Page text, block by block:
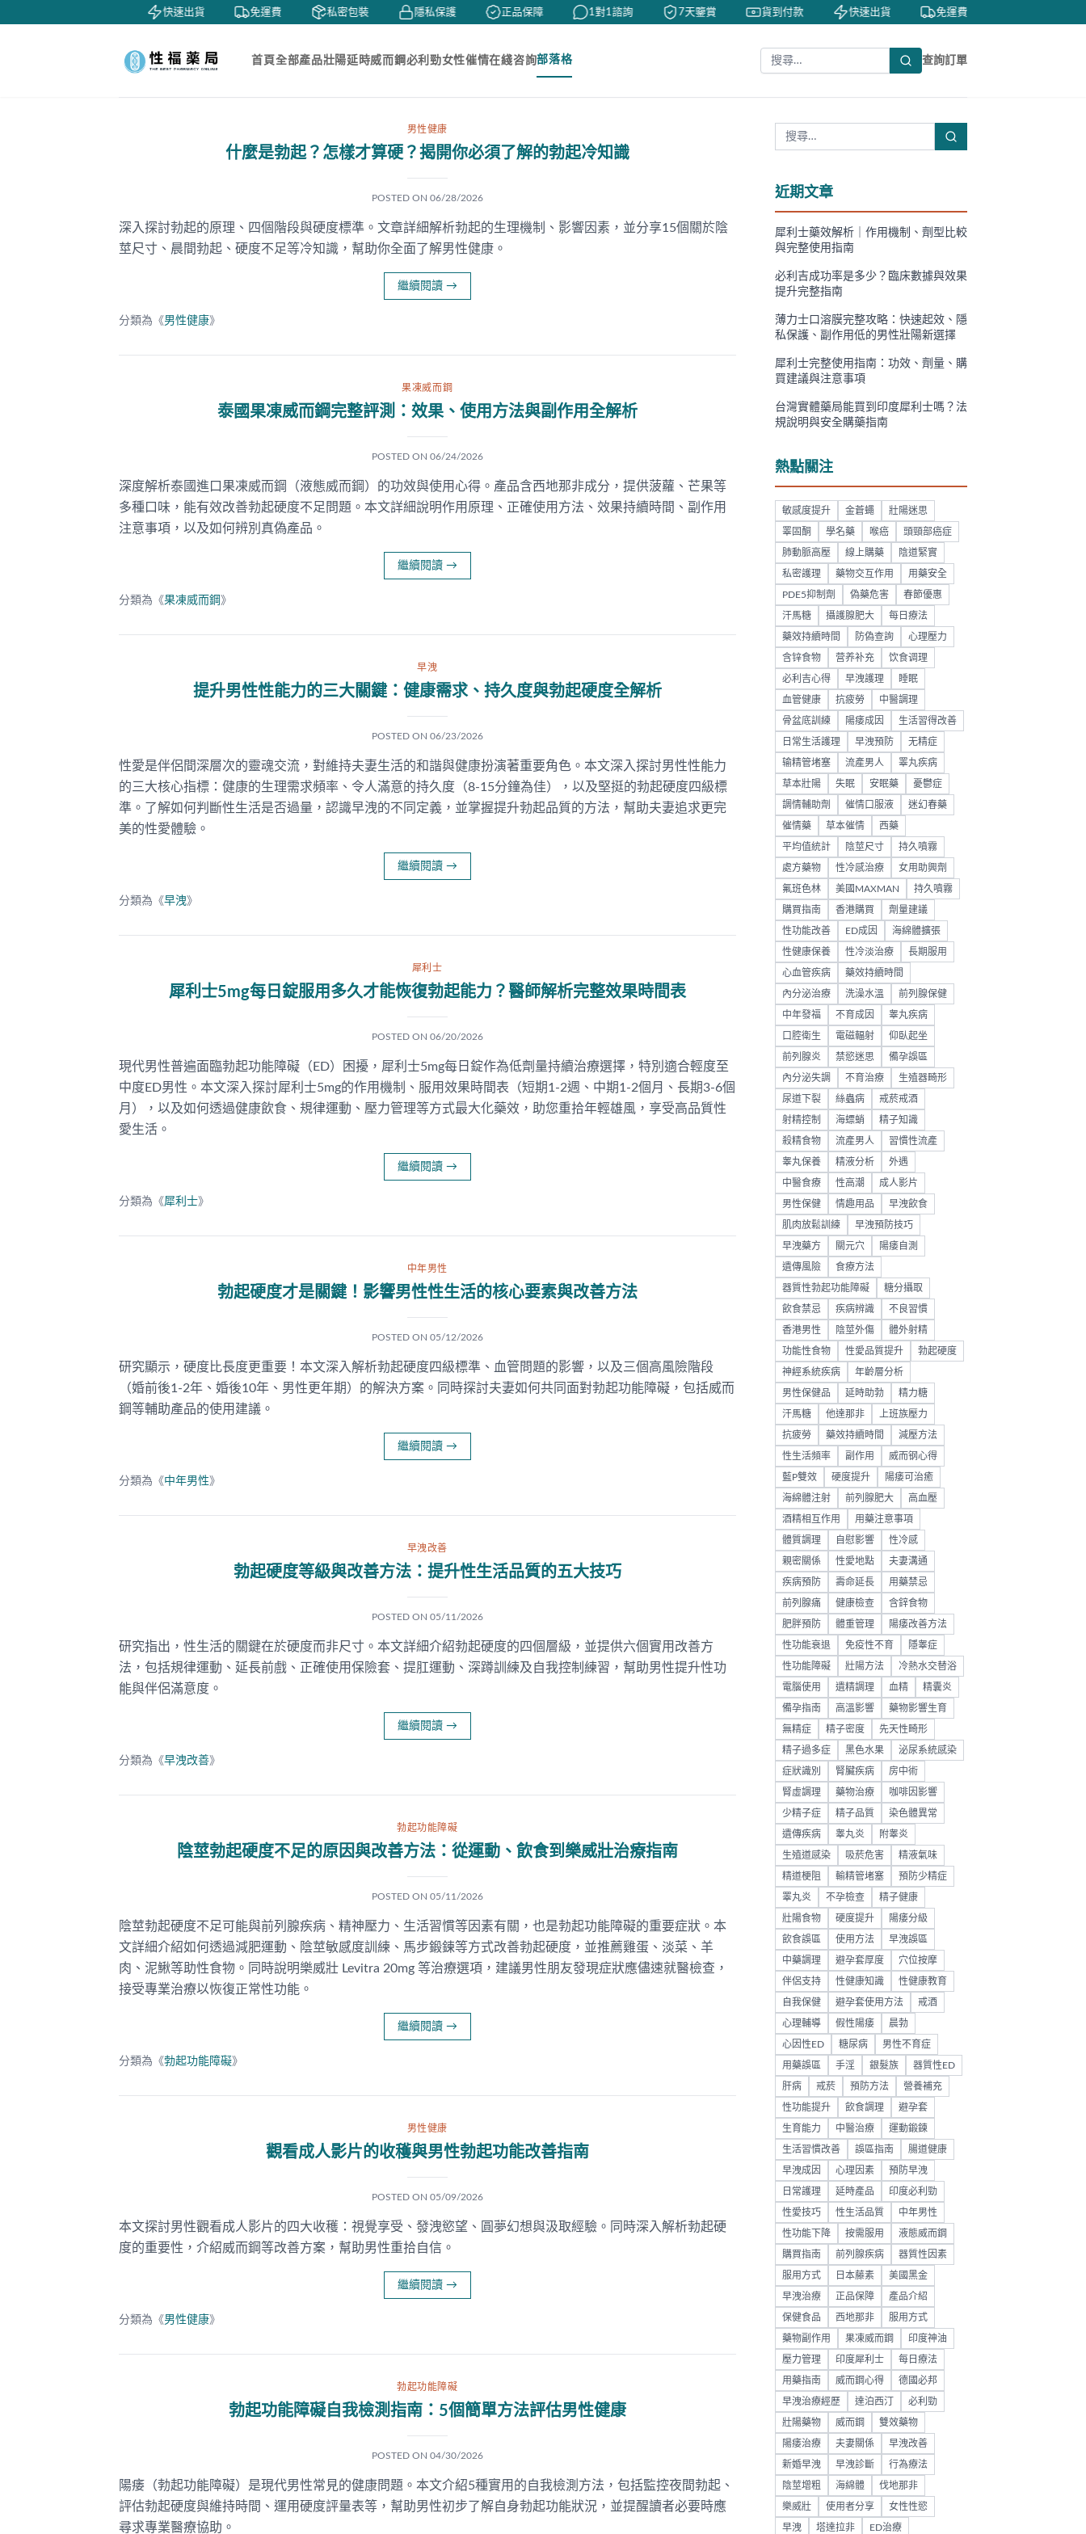
快速出貨 免運費 私密包裝 隱私保護 正品保障 1對1諮詢 7天鑒賞 貨到付款 快速出貨 免運費
首頁全部產品壯陽延時威而鋼必利勁女性催情在綫咨詢部落格 查詢訂單
男性健康
什麼是勃起？怎樣才算硬？揭開你必須了解的勃起冷知識
POSTED ON 06/28/2026
深入探討勃起的原理、四個階段與硬度標準。文章詳細解析勃起的生理機制、影響因素，並分享15個關於陰
莖尺寸、晨間勃起、硬度不足等冷知識，幫助你全面了解男性健康。
繼續閱讀 →
分類為《男性健康》
果凍威而鋼
泰國果凍威而鋼完整評測：效果、使用方法與副作用全解析
POSTED ON 06/24/2026
深度解析泰國進口果凍威而鋼（液態威而鋼）的功效與使用心得。產品含西地那非成分，提供菠蘿、芒果等
多種口味，能有效改善勃起硬度不足問題。本文詳細說明作用原理、正確使用方法、效果持續時間、副作用
注意事項，以及如何辨別真偽產品。
繼續閱讀 →
分類為《果凍威而鋼 》
早洩
提升男性性能力的三大關鍵：健康需求、持久度與勃起硬度全解析
POSTED ON 06/23/2026
性愛是伴侶間深層次的靈魂交流，對維持夫妻生活的和諧與健康扮演著重要角色。本文深入探討男性性能力
的三大核心指標：健康的生理需求頻率、令人滿意的持久度（8-15分鐘為佳），以及堅挺的勃起硬度四級標
準。了解如何判斷性生活是否過量，認識早洩的不同定義，並掌握提升勃起品質的方法，幫助夫妻追求更完
美的性愛體驗。
繼續閱讀 →
分類為《早洩》
犀利士
犀利士5mg每日錠服用多久才能恢復勃起能力？醫師解析完整效果時間表
POSTED ON 06/20/2026
現代男性普遍面臨勃起功能障礙（ED）困擾，犀利士5mg每日錠作為低劑量持續治療選擇，特別適合輕度至
中度ED男性。本文深入探討犀利士5mg的作用機制、服用效果時間表（短期1-2週、中期1-2個月、長期3-6個
月），以及如何透過健康飲食、規律運動、壓力管理等方式最大化藥效，助您重拾年輕雄風，享受高品質性
愛生活。
繼續閱讀 →
分類為《犀利士》
中年男性
勃起硬度才是關鍵！影響男性性生活的核心要素與改善方法
POSTED ON 05/12/2026
研究顯示，硬度比長度更重要！本文深入解析勃起硬度四級標準、血管問題的影響，以及三個高風險階段
（婚前後1-2年、婚後10年、男性更年期）的解決方案。同時探討夫妻如何共同面對勃起功能障礙，包括威而
鋼等輔助產品的使用建議。
繼續閱讀 →
分類為《中年男性》
早洩改善
勃起硬度等級與改善方法：提升性生活品質的五大技巧
POSTED ON 05/11/2026
研究指出，性生活的關鍵在於硬度而非尺寸。本文詳細介紹勃起硬度的四個層級，並提供六個實用改善方
法，包括規律運動、延長前戲、正確使用保險套、提肛運動、深蹲訓練及自我控制練習，幫助男性提升性功
能與伴侶滿意度。
繼續閱讀 →
分類為《早洩改善》
勃起功能障礙
陰莖勃起硬度不足的原因與改善方法：從運動、飲食到樂威壯治療指南
POSTED ON 05/11/2026
陰莖勃起硬度不足可能與前列腺疾病、精神壓力、生活習慣等因素有關，也是勃起功能障礙的重要症狀。本
文詳細介紹如何透過減肥運動、陰莖敏感度訓練、馬步鍛鍊等方式改善勃起硬度，並推薦雞蛋、淡菜、羊
肉、泥鰍等助性食物。同時說明樂威壯 Levitra 20mg 等治療選項，建議男性朋友發現症狀應儘速就醫檢查，
接受專業治療以恢復正常性功能。
繼續閱讀 →
分類為《勃起功能障礙》
男性健康
觀看成人影片的收穫與男性勃起功能改善指南
POSTED ON 05/09/2026
本文探討男性觀看成人影片的四大收穫：視覺享受、發洩慾望、圓夢幻想與汲取經驗。同時深入解析勃起硬
度的重要性，介紹威而鋼等改善方案，幫助男性重拾自信。
繼續閱讀 →
分類為《男性健康》
勃起功能障礙
勃起功能障礙自我檢測指南：5個簡單方法評估男性健康
POSTED ON 04/30/2026
陽痿（勃起功能障礙）是現代男性常見的健康問題。本文介紹5種實用的自我檢測方法，包括監控夜間勃起、
評估勃起硬度與維持時間、運用硬度評量表等，幫助男性初步了解自身勃起功能狀況，並提醒讀者必要時應
尋求專業醫療協助。
近期文章
犀利士藥效解析｜作用機制、劑型比較
與完整使用指南
必利吉成功率是多少？臨床數據與效果
提升完整指南
薄力士口溶膜完整攻略：快速起效、隱
私保護、副作用低的男性壯陽新選擇
犀利士完整使用指南：功效、劑量、購
買建議與注意事項
台灣實體藥局能買到印度犀利士嗎？法
規說明與安全購藥指南
熱點關注
敏感度提升 金蒼蠅 壯陽迷思
睪固酮 學名藥 喉癌 頭頸部癌症
肺動脈高壓 線上購藥 陰道緊實
私密護理 藥物交互作用 用藥安全
PDE5抑制劑 偽藥危害 春節優惠
汗馬糖 攝護腺肥大 每日療法
藥效持續時間 防偽查詢 心理壓力
含锌食物 营养补充 饮食调理
必利吉心得 早洩護理 睡眠
血管健康 抗疲勞 中醫調理
骨盆底訓練 陽痿成因 生活習得改善
日常生活護理 早洩預防 无精症
输精管堵塞 流產男人 睪丸疾病
草本壯陽 失眠 安眠藥 憂鬱症
調情輔助劑 催情口服液 迷幻春藥
催情藥 草本催情 西藥
平均值統計 陰莖尺寸 持久噴霧
處方藥物 性冷感治療 女用助興劑
氟班色林 美國MAXMAN 持久噴霧
購買指南 香港購買 劑量建議
性功能改善 ED成因 海綿體擴張
性健康保養 性冷淡治療 長期服用
心血管疾病 藥效持續時間
內分泌治療 洗澡水溫 前列腺保健
中年發福 不育成因 睾丸疾病
口腔衛生 電磁輻射 仰臥起坐
前列腺炎 禁慾迷思 備孕誤區
內分泌失調 不育治療 生殖器畸形
尿道下裂 絲蟲病 戒菸戒酒
射精控制 海螵蛸 精子知識
殺精食物 流產男人 習慣性流產
睾丸保養 精液分析 外遇
中醫食療 性高潮 成人影片
男性保健 情趣用品 早洩飲食
肌肉放鬆訓練 早洩預防技巧
早洩藥方 關元穴 陽痿自測
遺傳風險 食療方法
器質性勃起功能障礙 糖分攝取
飲食禁忌 疾病辨識 不良習慣
香港男性 陰莖外傷 體外射精
功能性食物 性愛品質提升 勃起硬度
神經系統疾病 年齡層分析
男性保健品 延時助勃 精力糖
汗馬糖 他達那非 上班族壓力
抗疲勞 藥效持續時間 減壓方法
性生活頻率 副作用 威而钢心得
藍P雙效 硬度提升 陽痿可治癒
海綿體注射 前列腺肥大 高血壓
酒精相互作用 用藥注意事項
體質調理 自慰影響 性冷感
親密關係 性愛地點 夫妻溝通
疾病預防 壽命延長 用藥禁忌
前列腺痛 健康檢查 含鋅食物
肥胖預防 體重管理 陽痿改善方法
性功能衰退 免疫性不育 隱睾症
性功能障礙 壯陽方法 冷熱水交替浴
電腦使用 遺精調理 血精 精囊炎
備孕指南 高溫影響 藥物影響生育
無精症 精子密度 先天性畸形
精子過多症 黑色水果 泌尿系統感染
症狀識別 腎臟疾病 房中術
腎虛調理 藥物治療 咖啡因影響
少精子症 精子品質 染色體異常
遺傳疾病 睾丸炎 附睾炎
生殖道感染 吸菸危害 精液氣味
精道梗阻 輸精管堵塞 預防少精症
睪丸炎 不孕檢查 精子健康
壯陽食物 硬度提升 陽痿分級
飲食誤區 使用方法 早洩誤區
中藥調理 避孕套厚度 穴位按摩
伴侶支持 性健康知識 性健康教育
自我保健 避孕套使用方法 戒酒
心理輔導 假性陽痿 晨勃
心因性ED 糖尿病 男性不育症
用藥誤區 手淫 銀髮族 器質性ED
肝病 戒菸 預防方法 營養補充
性功能提升 飲食調理 避孕套
生育能力 中醫治療 運動鍛鍊
生活習慣改善 誤區指南 腸道健康
早洩成因 心理因素 預防早洩
日常護理 延時產品 印度必利勁
性愛技巧 性生活品質 中年男性
性功能下降 按需服用 液態威而鋼
購買指南 前列腺疾病 器質性因素
服用方式 日本藤素 美國黑金
早洩治療 正品保障 產品介紹
保健食品 西地那非 服用方式
藥物副作用 果凍威而鋼 印度神油
壓力管理 印度犀利士 每日療法
用藥指南 威而鋼心得 德國必邦
早洩治療經歷 達泊西汀 必利勁
壯陽藥物 威而鋼 雙效藥物
陽痿治療 夫妻關係 早洩改善
新婚早洩 早洩診斷 行為療法
陰莖增粗 海綿體 伐地那非
樂威壯 使用者分享 女性性慾
早洩 塔達拉非 ED治療